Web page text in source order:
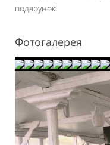
подарунок!
Фотогалерея